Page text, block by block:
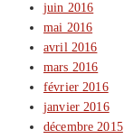
juin 2016
mai 2016
avril 2016
mars 2016
février 2016
janvier 2016
décembre 2015